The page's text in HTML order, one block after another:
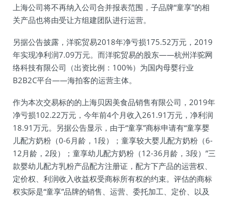
上海公司将不再纳入公司合并报表范围，子品牌“童享”的相
关产品也将由受让方组建团队进行运营。
另据公告披露，洋驼贸易2018年净亏损175.52万元，2019
年实现净利润7.09万元。而洋驼贸易的股东——杭州洋驼网
络科技有限公司（出资比例：100%）为国内母婴行业
B2B2C平台——海拍客的运营主体。
作为本次交易标的的上海贝因美食品销售有限公司，2019年
净亏损102.22万元，今年前4个月收入261.91万元，净利润
18.91万元。另据公告显示，由于“童享”商标申请有“童享婴
儿配方奶粉（0-6月龄，1段）；童享较大婴儿配方奶粉（6-
12月龄，2段）；童享幼儿配方奶粉（12-36月龄，3段）”三
款婴幼儿配方乳粉产品配方注册证，配方下产品的运营权、
定价权、利润收入收益权受商标所有权的约束。评估的商标
权实际是“童享”品牌的销售、运营、委托加工、定价、以及